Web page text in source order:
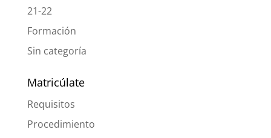
21-22
Formación
Sin categoría
Matricúlate
Requisitos
Procedimiento